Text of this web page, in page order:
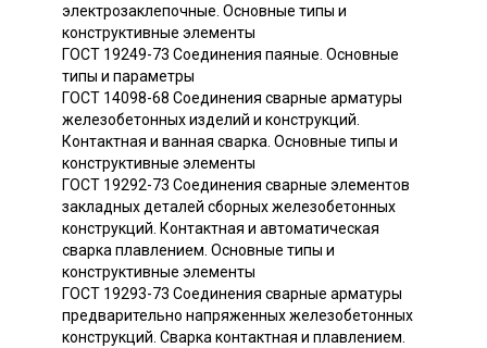
электрозаклепочные. Основные типы и
конструктивные элементы
ГОСТ 19249-73 Соединения паяные. Основные
типы и параметры
ГОСТ 14098-68 Соединения сварные арматуры
железобетонных изделий и конструкций.
Контактная и ванная сварка. Основные типы и
конструктивные элементы
ГОСТ 19292-73 Соединения сварные элементов
закладных деталей сборных железобетонных
конструкций. Контактная и автоматическая
сварка плавлением. Основные типы и
конструктивные элементы
ГОСТ 19293-73 Соединения сварные арматуры
предварительно напряженных железобетонных
конструкций. Сварка контактная и плавлением.